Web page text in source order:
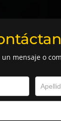
un mensaje o